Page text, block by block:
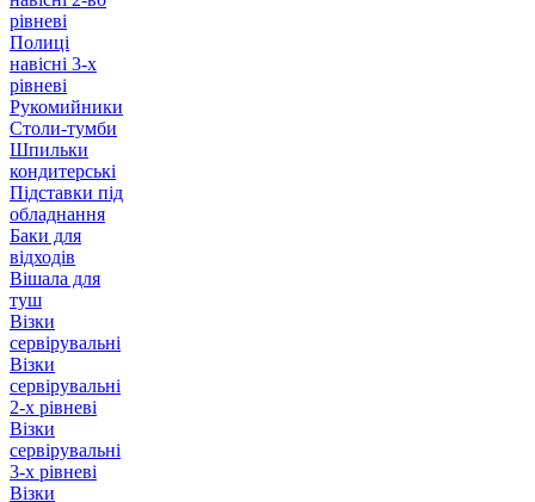
рівневі
Полиці
навісні 3-х
рівневі
Рукомийники
Столи-тумби
Шпильки
кондитерські
Підставки під
обладнання
Баки для
відходів
Вішала для
туш
Візки
сервірувальні
Візки
сервірувальні
2-х рівневі
Візки
сервірувальні
3-х рівневі
Візки